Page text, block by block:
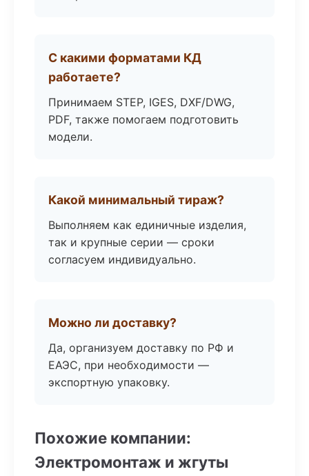
С какими форматами КД
работаете?
Принимаем STEP, IGES, DXF/DWG,
PDF, также помогаем подготовить
модели.
Какой минимальный тираж?
Выполняем как единичные изделия,
так и крупные серии — сроки
согласуем индивидуально.
Можно ли доставку?
Да, организуем доставку по РФ и
ЕАЭС, при необходимости —
экспортную упаковку.
Похожие компании:
Электромонтаж и жгуты